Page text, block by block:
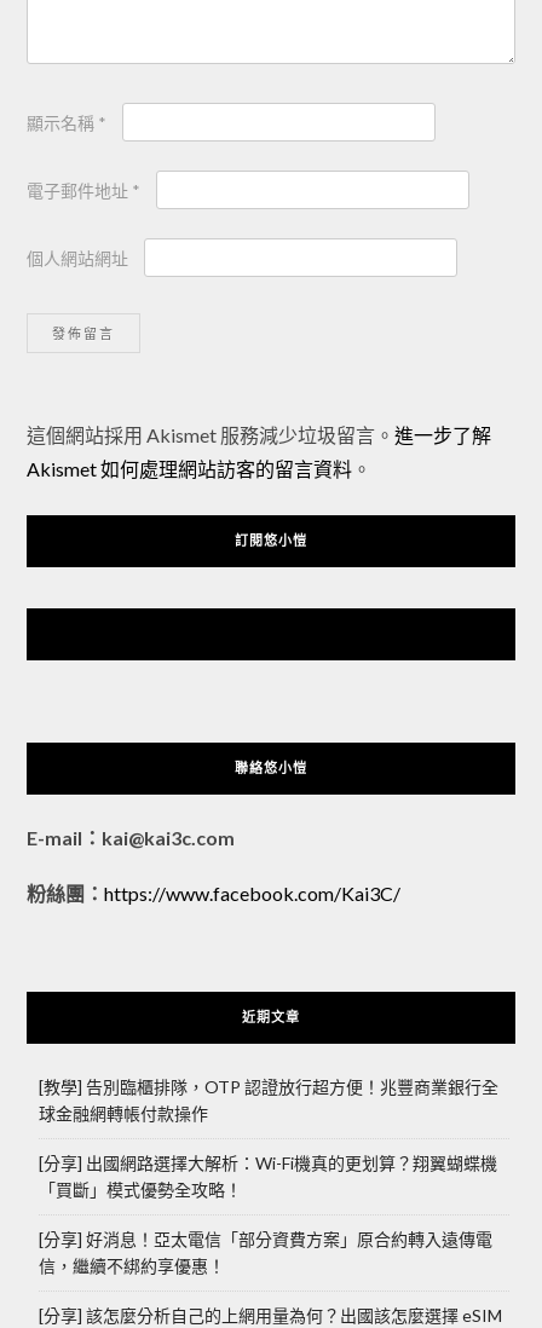
顯示名稱 *
電子郵件地址 *
個人網站網址
Alternative:
這個網站採用 Akismet 服務減少垃圾留言。 進一步了解
Akismet 如何處理網站訪客的留言資料。
訂閱悠小愷
聯絡悠小愷
E-mail：kai@kai3c.com
粉絲團： https://www.facebook.com/Kai3C/
近期文章
[教學] 告別臨櫃排隊，OTP 認證放行超方便！兆豐商業銀行全
球金融網轉帳付款操作
[分享] 出國網路選擇大解析：Wi-Fi機真的更划算？翔翼蝴蝶機
「買斷」模式優勢全攻略！
[分享] 好消息！亞太電信「部分資費方案」原合約轉入遠傳電
信，繼續不綁約享優惠！
[分享] 該怎麼分析自己的上網用量為何？出國該怎麼選擇 eSIM